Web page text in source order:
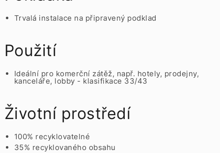
Trvalá instalace na připravený podklad
Použití
Ideální pro komerční zátěž, např. hotely, prodejny,
kanceláře, lobby - klasifikace 33/43
Životní prostředí
100% recyklovatelné
35% recyklovaného obsahu